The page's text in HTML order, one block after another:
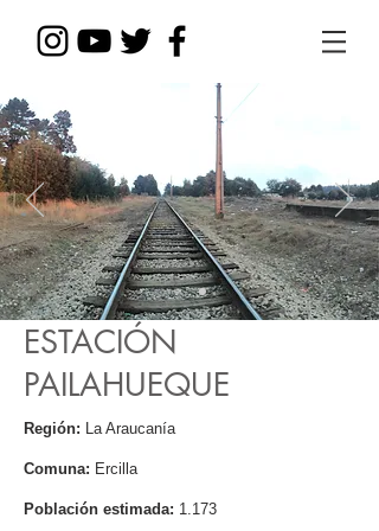
ESTACIÓN
PAILAHUEQUE
Región: La Araucanía
Comuna: Ercilla
Población estimada: 1.173